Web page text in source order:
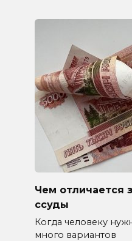
Чем отличается
ссуды
Когда человеку
много вариантов